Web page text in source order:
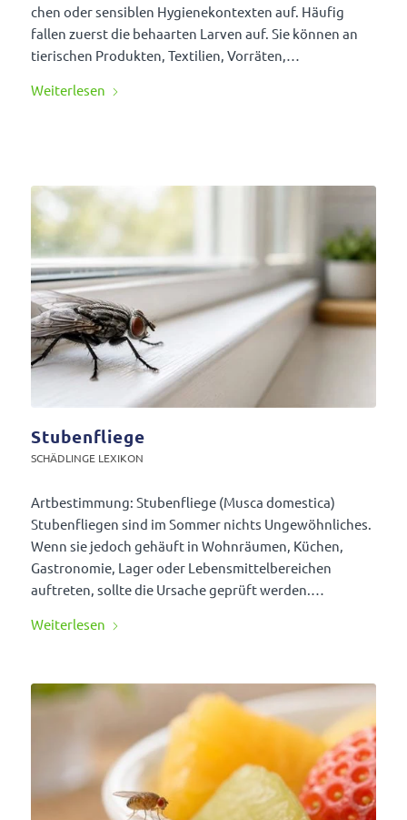
chen oder sensi­blen Hygie­ne­kon­texten auf. Häufig
fallen zuerst die behaarten Larven auf. Sie können an
tieri­schen Produkten, Texti­lien, Vorräten,…
Weiter­lesen
Stubenfliege
SCHÄD­LINGE LEXIKON
Artbe­stim­mung: Stuben­fliege (Musca dome­stica)
Stuben­fliegen sind im Sommer nichts Unge­wöhn­li­ches.
Wenn sie jedoch gehäuft in Wohn­räumen, Küchen,
Gastro­nomie, Lager oder Lebens­mit­tel­be­rei­chen
auftreten, sollte die Ursache geprüft werden.…
Weiter­lesen